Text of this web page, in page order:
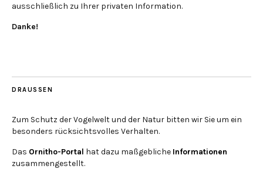
ausschließlich zu Ihrer privaten Information.
Danke!
DRAUSSEN
Zum Schutz der Vogelwelt und der Natur bitten wir Sie um ein
besonders rücksichtsvolles Verhalten.
Das Ornitho-Portal hat dazu maßgebliche Informationen
zusammengestellt.